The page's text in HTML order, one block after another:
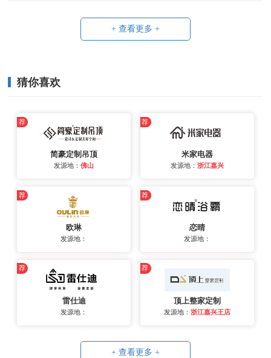
+ 查看更多 +
猜你喜欢
荐
简豪定制吊顶
发源地：佛山
荐
米家电器
发源地： 浙江嘉兴
荐
欧琳
发源地：
荐
恋晴
发源地：
荐
雷仕迪
发源地：
荐
顶上整家定制
发源地： 浙江嘉兴王店
+ 查看更多 +